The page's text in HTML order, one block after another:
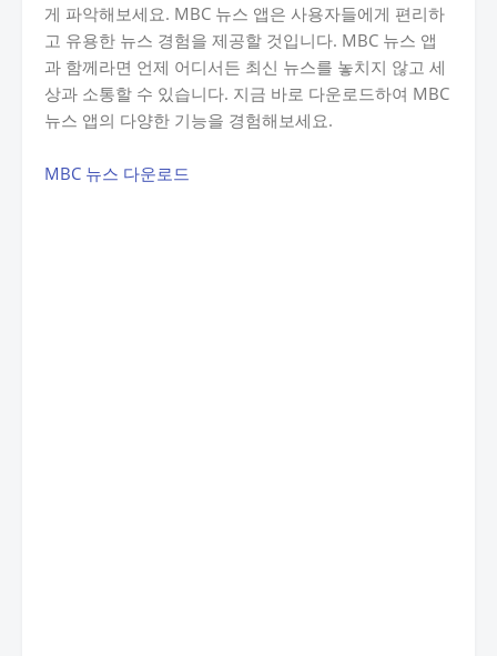
게 파악해보세요. MBC 뉴스 앱은 사용자들에게 편리하
고 유용한 뉴스 경험을 제공할 것입니다. MBC 뉴스 앱
과 함께라면 언제 어디서든 최신 뉴스를 놓치지 않고 세
상과 소통할 수 있습니다. 지금 바로 다운로드하여 MBC
뉴스 앱의 다양한 기능을 경험해보세요.
MBC 뉴스 다운로드